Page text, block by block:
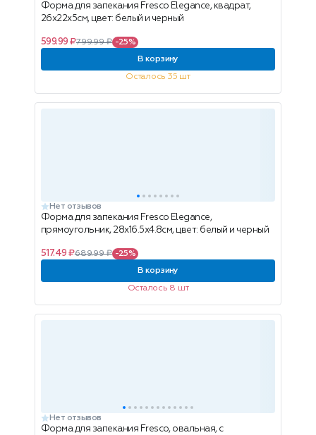
Форма для запекания Fresco Elegance, квадрат,
26x22x5см, цвет: белый и черный
599.99 ₽799.99 ₽ -25%
В корзину
Осталось 35 шт
Нет отзывов
Форма для запекания Fresco Elegance,
прямоугольник, 28x16.5x4.8см, цвет: белый и черный
517.49 ₽689.99 ₽ -25%
В корзину
Осталось 8 шт
Нет отзывов
Форма для запекания Fresco, овальная, с